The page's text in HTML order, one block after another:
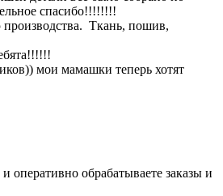
спасибо!!!!!!!!
производства. Ткань, пошив,
мои мамашки теперь хотят
оперативно обрабатываете заказы и